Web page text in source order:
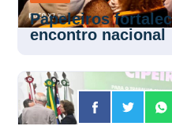
Papeleiros
encontro nacional